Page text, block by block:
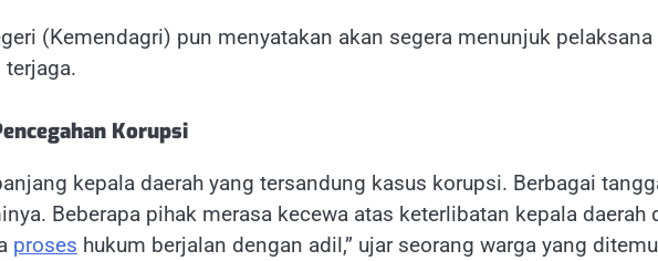
(Kemendagri) pun menyatakan akan segera menunjuk
Korupsi
kepala daerah yang tersandung kasus korupsi. Berbagai
Beberapa pihak merasa kecewa atas keterlibatan kepala
proses hukum berjalan dengan adil,” ujar seorang warga yang